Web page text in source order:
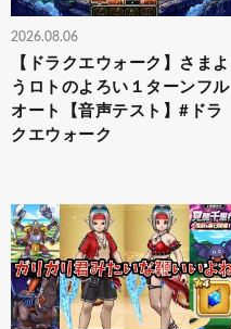
2026.08.06
【ドラクエウォーク】さまよ
うロトのよろい１ターンフル
オート【音声テスト】#ドラ
クエウォーク